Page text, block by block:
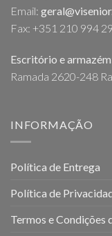
Email:
Fax: +351 210 994
Escritório e
Ramada 2620-248
INFORMAÇÃO
Política de Entrega
Política de
Termos e Condições